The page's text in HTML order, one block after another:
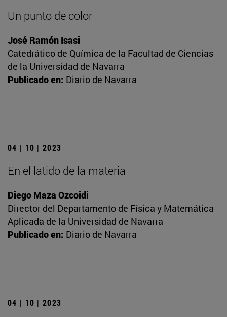
Un punto de color
José Ramón Isasi
Catedrático de Química de la Facultad de Ciencias
de la Universidad de Navarra
Publicado en: Diario de Navarra
04 | 10 | 2023
En el latido de la materia
Diego Maza Ozcoidi
Director del Departamento de Física y Matemática
Aplicada de la Universidad de Navarra
Publicado en: Diario de Navarra
04 | 10 | 2023